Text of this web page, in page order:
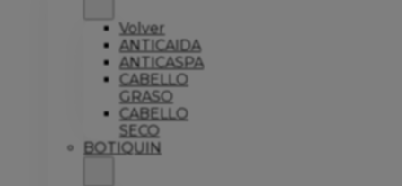
Volver
ANTICAIDA
ANTICASPA
CABELLO
GRASO
CABELLO
SECO
BOTIQUIN